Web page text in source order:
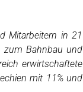
Mitarbeitern in 21
zum Bahnbau und
erwirtschaftete
mit 11% und